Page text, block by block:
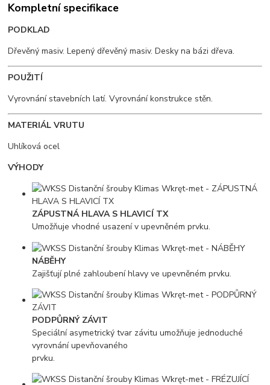
Kompletní specifikace
PODKLAD
Dřevěný masiv. Lepený dřevěný masiv. Desky na bázi dřeva.
POUŽITÍ
Vyrovnání stavebních latí. Vyrovnání konstrukce stěn.
MATERIÁL VRUTU
Uhlíková ocel
VÝHODY
ZÁPUSTNÁ HLAVA S HLAVICÍ TX
Umožňuje vhodné usazení v upevněném prvku.
NÁBĚHY
Zajišťují plné zahloubení hlavy ve upevněném prvku.
PODPŮRNÝ ZÁVIT
Speciální asymetrický tvar závitu umožňuje jednoduché
vyrovnání upevňovaného
prvku.